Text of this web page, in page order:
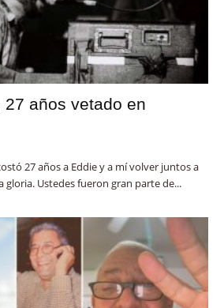
años vetado en
27 años a Eddie y a mí volver juntos a
gloria. Ustedes fueron gran parte de...